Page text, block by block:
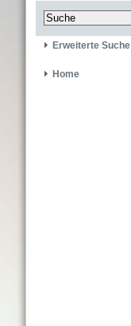
Erweiterte Suche
Home